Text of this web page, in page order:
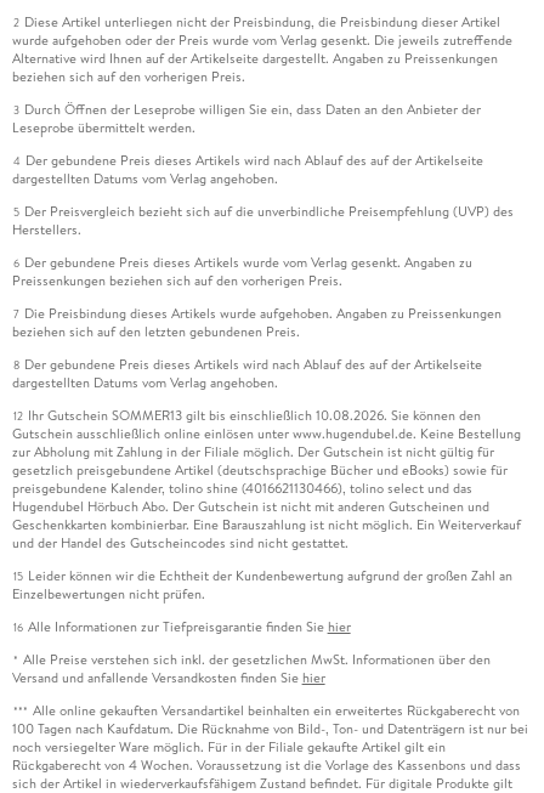
2 Diese Artikel unterliegen nicht der Preisbindung, die Preisbindung dieser Artikel
wurde aufgehoben oder der Preis wurde vom Verlag gesenkt. Die jeweils zutreffende
Alternative wird Ihnen auf der Artikelseite dargestellt. Angaben zu Preissenkungen
beziehen sich auf den vorherigen Preis.
3 Durch Öffnen der Leseprobe willigen Sie ein, dass Daten an den Anbieter der
Leseprobe übermittelt werden.
4 Der gebundene Preis dieses Artikels wird nach Ablauf des auf der Artikelseite
dargestellten Datums vom Verlag angehoben.
5 Der Preisvergleich bezieht sich auf die unverbindliche Preisempfehlung (UVP) des
Herstellers.
6 Der gebundene Preis dieses Artikels wurde vom Verlag gesenkt. Angaben zu
Preissenkungen beziehen sich auf den vorherigen Preis.
7 Die Preisbindung dieses Artikels wurde aufgehoben. Angaben zu Preissenkungen
beziehen sich auf den letzten gebundenen Preis.
8 Der gebundene Preis dieses Artikels wird nach Ablauf des auf der Artikelseite
dargestellten Datums vom Verlag angehoben.
12 Ihr Gutschein SOMMER13 gilt bis einschließlich 10.08.2026. Sie können den
Gutschein ausschließlich online einlösen unter www.hugendubel.de. Keine Bestellung
zur Abholung mit Zahlung in der Filiale möglich. Der Gutschein ist nicht gültig für
gesetzlich preisgebundene Artikel (deutschsprachige Bücher und eBooks) sowie für
preisgebundene Kalender, tolino shine (4016621130466), tolino select und das
Hugendubel Hörbuch Abo. Der Gutschein ist nicht mit anderen Gutscheinen und
Geschenkkarten kombinierbar. Eine Barauszahlung ist nicht möglich. Ein Weiterverkauf
und der Handel des Gutscheincodes sind nicht gestattet.
15 Leider können wir die Echtheit der Kundenbewertung aufgrund der großen Zahl an
Einzelbewertungen nicht prüfen.
16 Alle Informationen zur Tiefpreisgarantie finden Sie hier
* Alle Preise verstehen sich inkl. der gesetzlichen MwSt. Informationen über den
Versand und anfallende Versandkosten finden Sie hier
*** Alle online gekauften Versandartikel beinhalten ein erweitertes Rückgaberecht von
100 Tagen nach Kaufdatum. Die Rücknahme von Bild-, Ton- und Datenträgern ist nur bei
noch versiegelter Ware möglich. Für in der Filiale gekaufte Artikel gilt ein
Rückgaberecht von 4 Wochen. Voraussetzung ist die Vorlage des Kassenbons und dass
sich der Artikel in wiederverkaufsfähigem Zustand befindet. Für digitale Produkte gilt